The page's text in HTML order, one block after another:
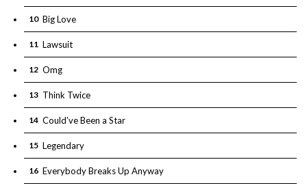
10 Big Love
11 Lawsuit
12 Omg
13 Think Twice
14 Could’ve Been a Star
15 Legendary
16 Everybody Breaks Up Anyway